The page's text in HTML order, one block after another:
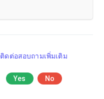
ติดต่อสอบถามเพิ่มเติม
Yes No